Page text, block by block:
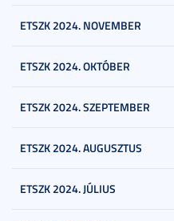
ETSZK 2024. NOVEMBER
ETSZK 2024. OKTÓBER
ETSZK 2024. SZEPTEMBER
ETSZK 2024. AUGUSZTUS
ETSZK 2024. JÚLIUS